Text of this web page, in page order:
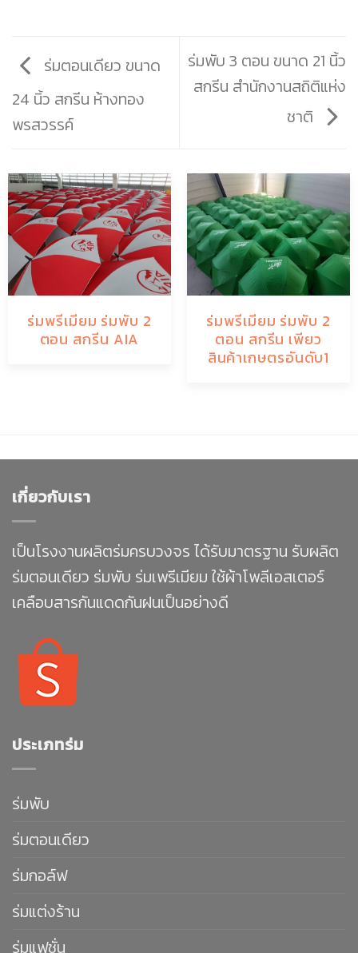
ร่มตอนเดียว ขนาด
24 นิ้ว สกรีน ห้างทอง
พรสวรรค์
ร่มพับ 3 ตอน ขนาด 21 นิ้ว
สกรีน สำนักงานสถิติแห่ง
ชาติ
ร่มพรีเมียม ร่มพับ 2
ตอน สกรีน AIA
ร่มพรีเมียม ร่มพับ 2
ตอน สกรีน เพียว
สินค้าเกษตรอันดับ1
เกี่ยวกับเรา
เป็นโรงงานผลิตร่มครบวงจร ได้รับมาตรฐาน รับผลิต
ร่มตอนเดียว ร่มพับ ร่มเพรีเมียม ใช้ผ้าโพลีเอสเตอร์
เคลือบสารกันแดดกันฝนเป็นอย่างดี
ประเภทร่ม
ร่มพับ
ร่มตอนเดียว
ร่มกอล์ฟ
ร่มแต่งร้าน
ร่มแฟชั่น